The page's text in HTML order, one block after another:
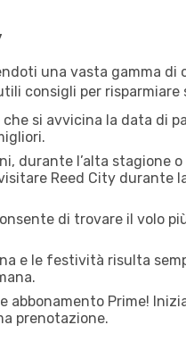
una vasta gamma di
consigli per risparmiare
si avvicina la data di
durante l’alta stagione
Reed City durante
di trovare il volo
e le festività risulta
Prime!
prenotazione.